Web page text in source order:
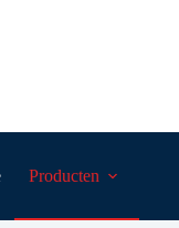
Producten